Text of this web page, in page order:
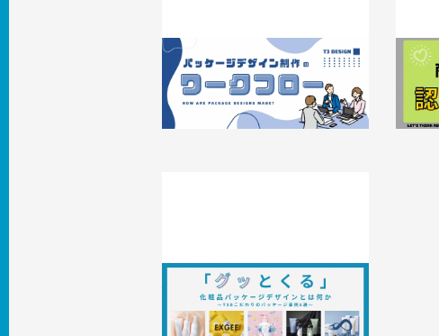
〈デザイン依頼から納品まで〉パッケ
ージデザイン制作のワークフローまと
め
2023.11.10
T3のコト
実は
ジの
心を掴む化粧品パッケージデザイン制
作の秘訣！T3デザインの事例5選解説
2022.07.06 事例